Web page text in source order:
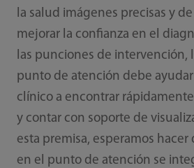
la salud imágenes precisas y
mejorar la confianza en el
las punciones de intervención,
punto de atención debe
clínico a encontrar
y contar con soporte de
esta premisa, esperamos hacer
en el punto de atención se